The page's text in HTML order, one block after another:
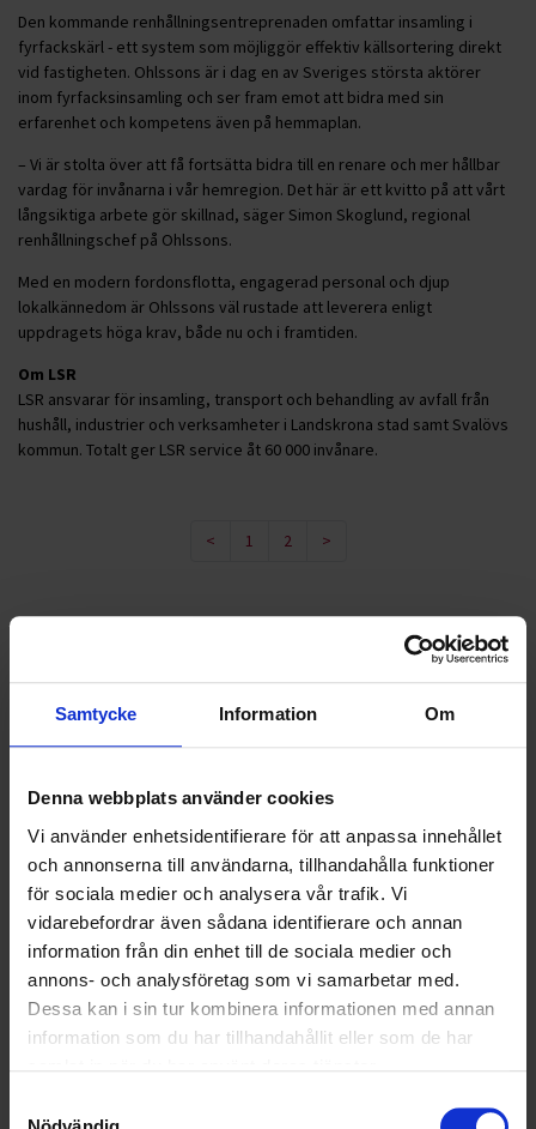
Samtycke Information Om
Denna webbplats använder cookies
Vi använder enhetsidentifierare för att anpassa innehållet
och annonserna till användarna, tillhandahålla funktioner
för sociala medier och analysera vår trafik. Vi
vidarebefordrar även sådana identifierare och annan
information från din enhet till de sociala medier och
annons- och analysföretag som vi samarbetar med.
Dessa kan i sin tur kombinera informationen med annan
information som du har tillhandahållit eller som de har
Den kommande renhållningsentreprenaden omfattar insamling i
fyrfackskärl - ett system som möjliggör effektiv källsortering direkt
vid fastigheten. Ohlssons är i dag en av Sveriges största aktörer
inom fyrfacksinsamling och ser fram emot att bidra med sin
erfarenhet och kompetens även på hemmaplan.
– Vi är stolta över att få fortsätta bidra till en renare och mer hållbar
vardag för invånarna i vår hemregion. Det här är ett kvitto på att vårt
långsiktiga arbete gör skillnad, säger Simon Skoglund, regional
renhållningschef på Ohlssons.
Med en modern fordonsflotta, engagerad personal och djup
lokalkännedom är Ohlssons väl rustade att leverera enligt
uppdragets höga krav, både nu och i framtiden.
Om LSR
LSR ansvarar för insamling, transport och behandling av avfall från
hushåll, industrier och verksamheter i Landskrona stad samt Svalövs
kommun. Totalt ger LSR service åt 60 000 invånare.
< 1 2 >
HÅLLBARHET
LANDSKRONA
NYA UPPDRAG
OHLSSONS REGION MITT
OHLSSONS REGION SYD
OHLSSONS REGION VÄST